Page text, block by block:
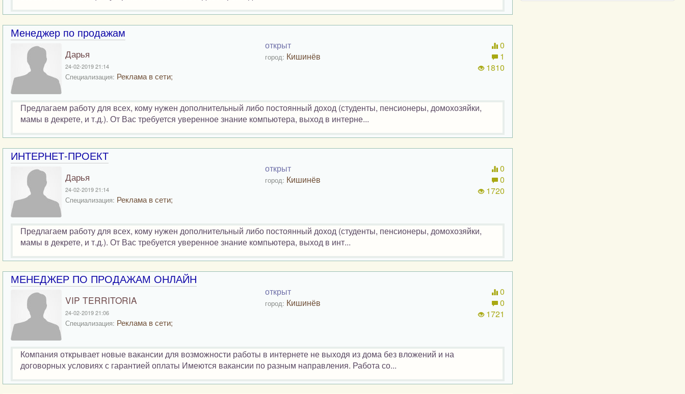
Менеджер по продажам
Дарья
24-02-2019 21:14
Специализация: Реклама в сети;
открыт
город: Кишинёв
0
1
1810
Предлагаем работу для всех, кому нужен дополнительный либо постоянный доход (студенты, пенсионеры, домохозяйки,
мамы в декрете, и т.д.). От Вас требуется уверенное знание компьютера, выход в интерне...
ИНТЕРНЕТ-ПРОЕКТ
Дарья
24-02-2019 21:14
Специализация: Реклама в сети;
открыт
город: Кишинёв
0
0
1720
Предлагаем работу для всех, кому нужен дополнительный либо постоянный доход (студенты, пенсионеры, домохозяйки,
мамы в декрете, и т.д.). От Вас требуется уверенное знание компьютера, выход в инт...
МЕНЕДЖЕР ПО ПРОДАЖАМ ОНЛАЙН
VIP TERRITORIA
24-02-2019 21:06
Специализация: Реклама в сети;
открыт
город: Кишинёв
0
0
1721
Компания открывает новые вакансии для возможности работы в интернете не выходя из дома без вложений и на
договорных условиях с гарантией оплаты Имеются вакансии по разным направления. Работа со...